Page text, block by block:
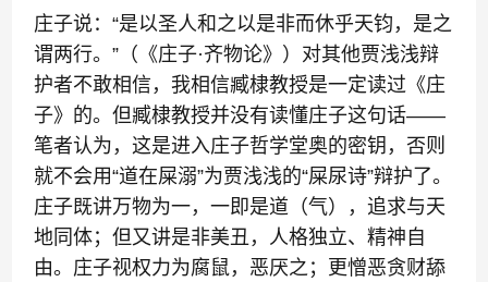
庄子说：“是以圣人和之以是非而休乎天钧，是之
谓两行。”（《庄子·齐物论》）对其他贾浅浅辩
护者不敢相信，我相信臧棣教授是一定读过《庄
子》的。但臧棣教授并没有读懂庄子这句话——
笔者认为，这是进入庄子哲学堂奥的密钥，否则
就不会用“道在屎溺”为贾浅浅的“屎尿诗”辩护了。
庄子既讲万物为一，一即是道（气），追求与天
地同体；但又讲是非美丑，人格独立、精神自
由。庄子视权力为腐鼠，恶厌之；更憎恶贪财舔